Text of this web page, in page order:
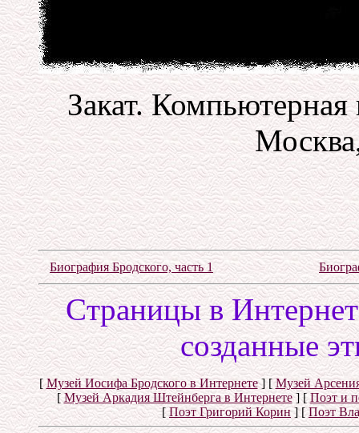
Закат.
Биография Бродского, часть 1
Cтраницы в
созданные
[Музей Иосифа Бродского в Интернете] [Музей
[Музей Аркадия Штейнберга в Интернете] [Поэт и
[Поэт Григорий Корин] [Поэт